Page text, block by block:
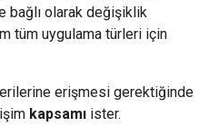
bağlı olarak değişiklik
tüm uygulama türleri için
erişmesi gerektiğinde
kapsamı ister.